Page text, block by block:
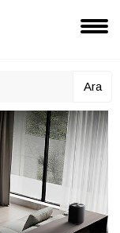
Ara